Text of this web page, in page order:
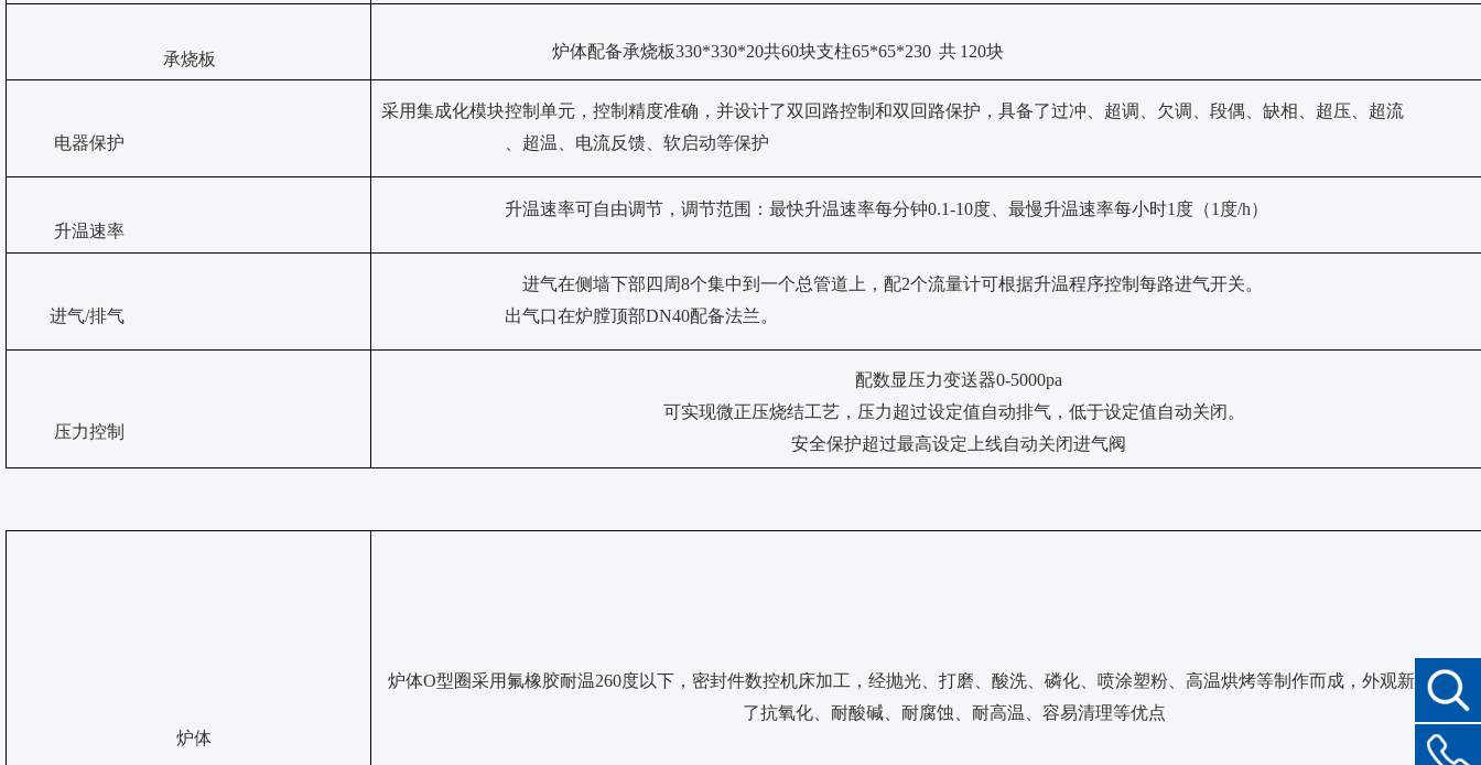
承烧板 炉体配备承烧板330*330*20共60块支柱65*65*230 共 120块
电器保护
采用集成化模块控制单元，控制精度准确，并设计了双回路控制和双回路保护，具备了过冲、超调、欠调、段偶、缺相、超压、超流
、超温、电流反馈、软启动等保护
升温速率
升温速率可自由调节，调节范围：最快升温速率每分钟0.1-10度、最慢升温速率每小时1度（1度/h）
进气/排气
进气在侧墙下部四周8个集中到一个总管道上，配2个流量计可根据升温程序控制每路进气开关。
出气口在炉膛顶部DN40配备法兰。
压力控制
配数显压力变送器0-5000pa
可实现微正压烧结工艺，压力超过设定值自动排气，低于设定值自动关闭。
安全保护超过最高设定上线自动关闭进气阀
炉体
炉体O型圈采用氟橡胶耐温260度以下，密封件数控机床加工，经抛光、打磨、酸洗、磷化、喷涂塑粉、高温烘烤等制作而成，外观新颖美观
了抗氧化、耐酸碱、耐腐蚀、耐高温、容易清理等优点